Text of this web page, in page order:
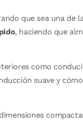
que sea una de
, haciendo que
como
suave y